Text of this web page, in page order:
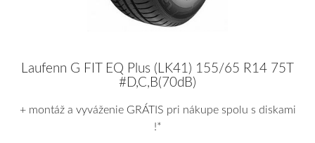
Laufenn G FIT EQ Plus (LK41) 155/65 R14 75T
#D,C,B(70dB)
+ montáž a vyváženie GRÁTIS pri nákupe spolu s diskami
!*